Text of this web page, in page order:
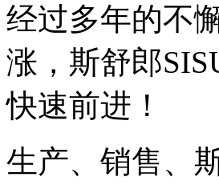
经过多年的不
涨，斯舒郎
快速前进！
生产、销售、